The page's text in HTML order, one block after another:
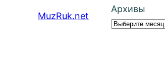
MuzRuk.net
Архивы